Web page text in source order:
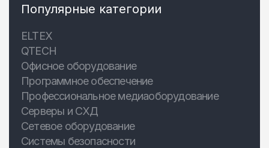
Популярные категории
ELTEX
QTECH
Офисное оборудование
Программное обеспечение
Профессиональное медиаоборудование
Серверы и СХД
Сетевое оборудование
Системы безопасности